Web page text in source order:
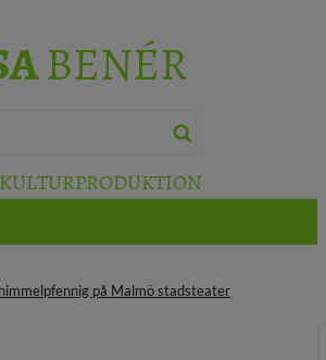
BENÉR
på Malmö stadsteater